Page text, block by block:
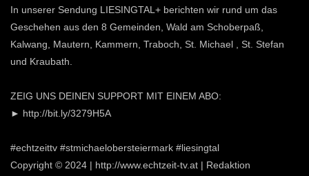
In unserer Sendung LIESINGTAL+ berichten wir rund um das
Geschehen aus den 8 Gemeinden, Wald am Schoberpaß,
Kalwang, Mautern, Kammern, Traboch, St. Michael , St. Stefan
und Kraubath.
ZEIG UNS DEINEN SUPPORT MIT EINEM ABO:
► http://bit.ly/3279H5A
#echtzeittv #stmichaelobersteiermark #liesingtal
Copyright © 2024 | http://www.echtzeit-tv.at | Redaktion